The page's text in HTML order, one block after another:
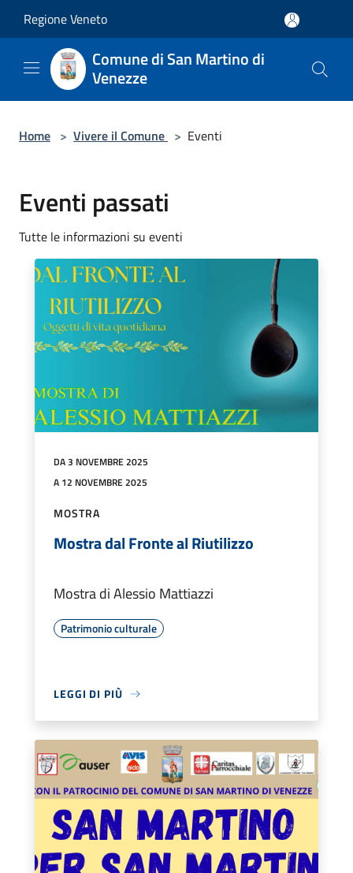
Regione Veneto
Comune di San Martino di
Venezze
Home > Vivere il Comune > Eventi
Eventi passati
Tutte le informazioni su eventi
DA 3 NOVEMBRE 2025
A 12 NOVEMBRE 2025
MOSTRA
Mostra dal Fronte al Riutilizzo
Mostra di Alessio Mattiazzi
Patrimonio culturale
LEGGI DI PIÙ